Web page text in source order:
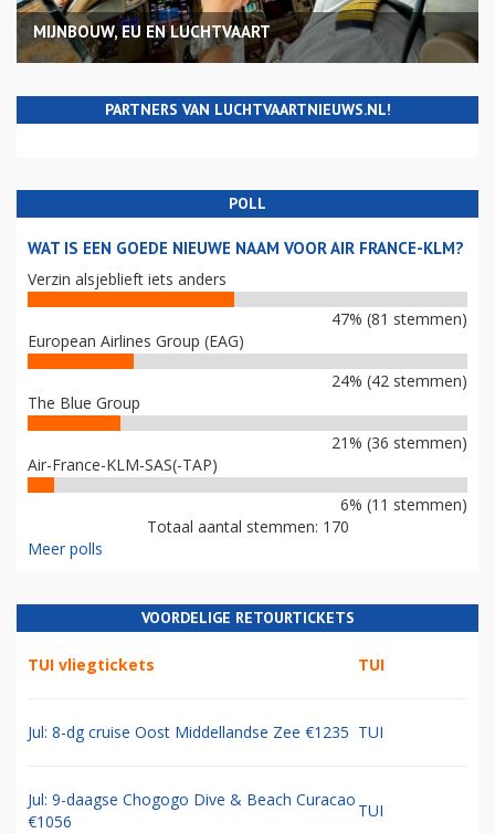
MIJNBOUW, EU EN LUCHTVAART
PARTNERS VAN LUCHTVAARTNIEUWS.NL!
POLL
WAT IS EEN GOEDE NIEUWE NAAM VOOR AIR FRANCE-KLM?
Verzin alsjeblieft iets anders
47% (81 stemmen)
European Airlines Group (EAG)
24% (42 stemmen)
The Blue Group
21% (36 stemmen)
Air-France-KLM-SAS(-TAP)
6% (11 stemmen)
Totaal aantal stemmen: 170
Meer polls
VOORDELIGE RETOURTICKETS
TUI vliegtickets TUI
Jul: 8-dg cruise Oost Middellandse Zee €1235 TUI
Jul: 9-daagse Chogogo Dive & Beach Curacao
€1056
TUI